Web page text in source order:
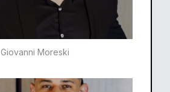
Giovanni Moreski